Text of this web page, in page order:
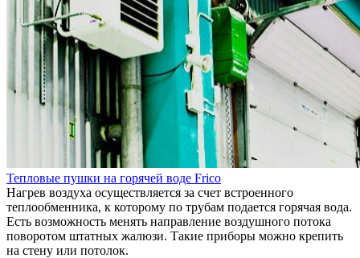
Тепловые пушки на горячей воде Frico
Нагрев воздуха осуществляется за счет встроенного
теплообменника, к которому по трубам подается горячая вода.
Есть возможность менять направление воздушного потока
поворотом штатных жалюзи. Такие приборы можно крепить
на стену или потолок.